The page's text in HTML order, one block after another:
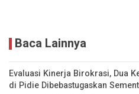
Baca Lainnya
Evaluasi Kinerja Birokrasi, Dua
di Pidie Dibebastugaskan